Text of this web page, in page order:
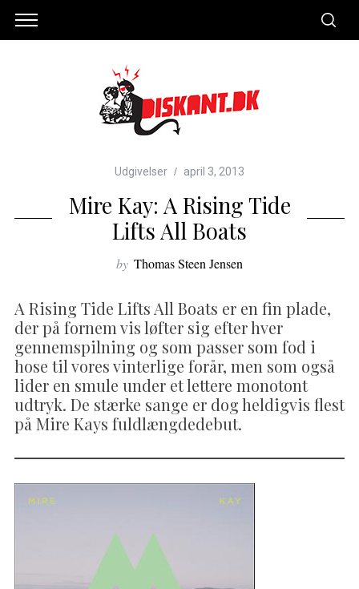
Udgivelser april 3, 2013
Mire Kay: A Rising Tide
Lifts All Boats
by Thomas Steen Jensen
A Rising Tide Lifts All Boats er en fin plade,
der på fornem vis løfter sig efter hver
gennemspilning og som passer som fod i
hose til vores vinterlige forår, men som også
lider en smule under et lettere monotont
udtryk. De stærke sange er dog heldigvis flest
på Mire Kays fuldlængdedebut.